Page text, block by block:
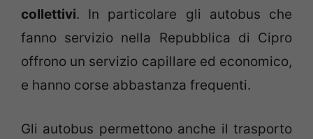
collettivi. In particolare gli autobus che
fanno servizio nella Repubblica di Cipro
offrono un servizio capillare ed economico,
e hanno corse abbastanza frequenti.
Gli autobus permettono anche il trasporto